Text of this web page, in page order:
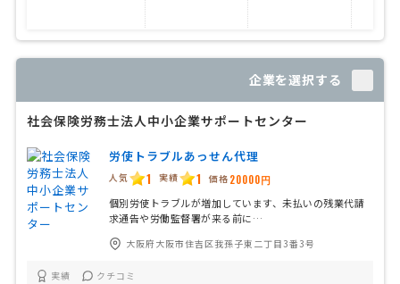
企業を選択する
社会保険労務士法人中小企業サポートセンター
労使トラブルあっせん代理
人気 1 実績 1 価格 20000円
個別労使トラブルが増加しています、未払いの残業代請
求通告や労働監督署が来る前に…
大阪府大阪市住吉区我孫子東二丁目3番3号
実績 クチコミ